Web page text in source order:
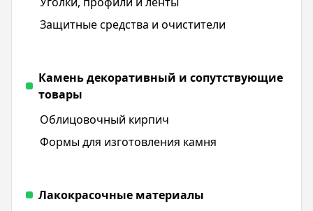
Защитные средства и очистители
Камень декоративный и сопутствующие
товары
Облицовочный кирпич
Формы для изготовления камня
Лакокрасочные материалы